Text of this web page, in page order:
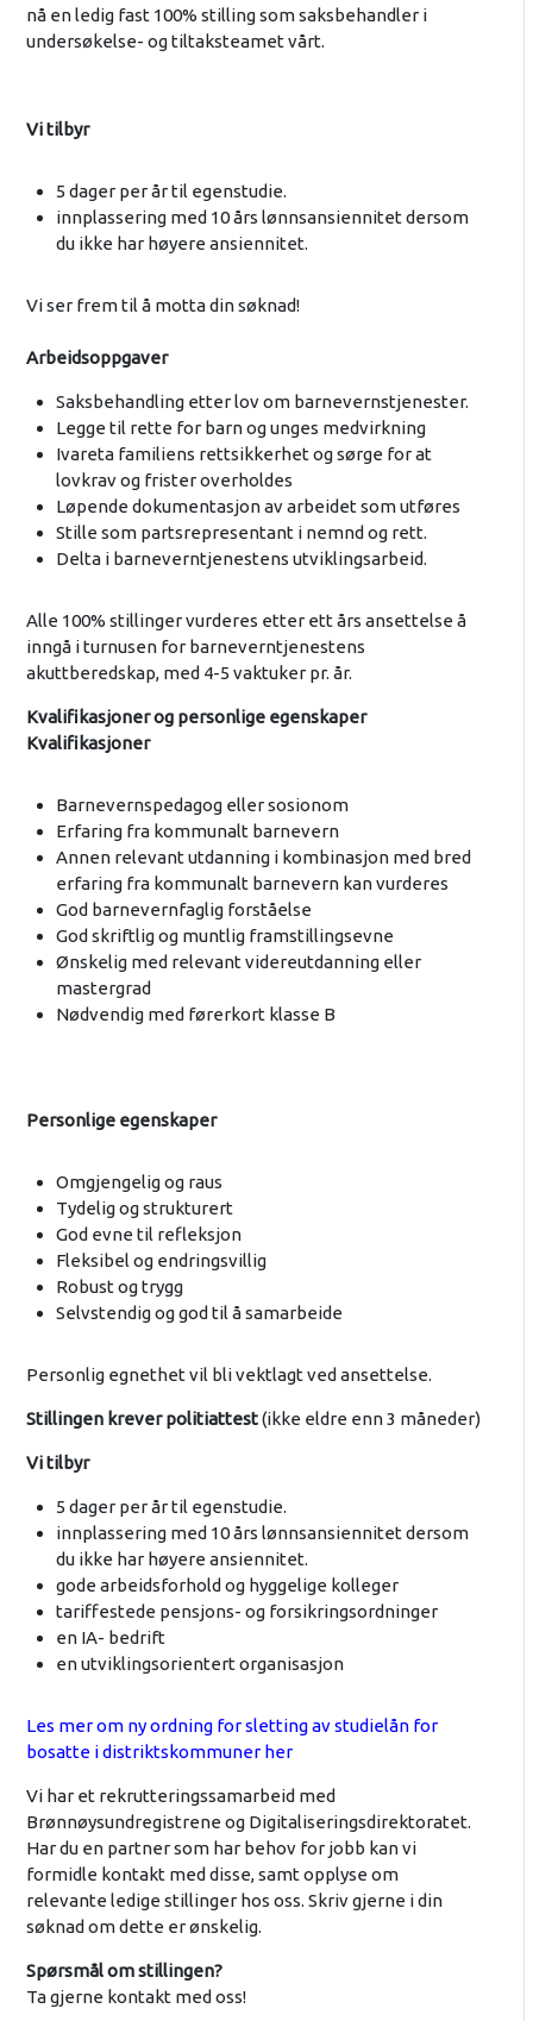
nå en ledig fast 100% stilling som saksbehandler i
undersøkelse- og tiltaksteamet vårt.
Vi tilbyr
5 dager per år til egenstudie.
innplassering med 10 års lønnsansiennitet dersom
du ikke har høyere ansiennitet.
Vi ser frem til å motta din søknad!
Arbeidsoppgaver
Saksbehandling etter lov om barnevernstjenester.
Legge til rette for barn og unges medvirkning
Ivareta familiens rettsikkerhet og sørge for at
lovkrav og frister overholdes
Løpende dokumentasjon av arbeidet som utføres
Stille som partsrepresentant i nemnd og rett.
Delta i barneverntjenestens utviklingsarbeid.
Alle 100% stillinger vurderes etter ett års ansettelse å
inngå i turnusen for barneverntjenestens
akuttberedskap, med 4-5 vaktuker pr. år.
Kvalifikasjoner og personlige egenskaper
Kvalifikasjoner
Barnevernspedagog eller sosionom
Erfaring fra kommunalt barnevern
Annen relevant utdanning i kombinasjon med bred
erfaring fra kommunalt barnevern kan vurderes
God barnevernfaglig forståelse
God skriftlig og muntlig framstillingsevne
Ønskelig med relevant videreutdanning eller
mastergrad
Nødvendig med førerkort klasse B
Personlige egenskaper
Omgjengelig og raus
Tydelig og strukturert
God evne til refleksjon
Fleksibel og endringsvillig
Robust og trygg
Selvstendig og god til å samarbeide
Personlig egnethet vil bli vektlagt ved ansettelse.
Stillingen krever politiattest(ikke eldre enn 3 måneder)
Vi tilbyr
5 dager per år til egenstudie.
innplassering med 10 års lønnsansiennitet dersom
du ikke har høyere ansiennitet.
gode arbeidsforhold og hyggelige kolleger
tariffestede pensjons- og forsikringsordninger
en IA- bedrift
en utviklingsorientert organisasjon
Les mer om ny ordning for sletting av studielån for
bosatte i distriktskommuner her
Vi har et rekrutteringssamarbeid med
Brønnøysundregistrene og Digitaliseringsdirektoratet.
Har du en partner som har behov for jobb kan vi
formidle kontakt med disse, samt opplyse om
relevante ledige stillinger hos oss. Skriv gjerne i din
søknad om dette er ønskelig.
Spørsmål om stillingen?
Ta gjerne kontakt med oss!